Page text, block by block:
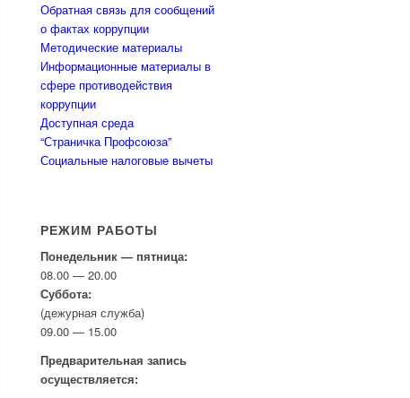
Обратная связь для сообщений
о фактах коррупции
Методические материалы
Информационные материалы в
сфере противодействия
коррупции
Доступная среда
“Страничка Профсоюза”
Социальные налоговые вычеты
РЕЖИМ РАБОТЫ
Понедельник — пятница:
08.00 — 20.00
Суббота:
(дежурная служба)
09.00 — 15.00
Предварительная запись
осуществляется: